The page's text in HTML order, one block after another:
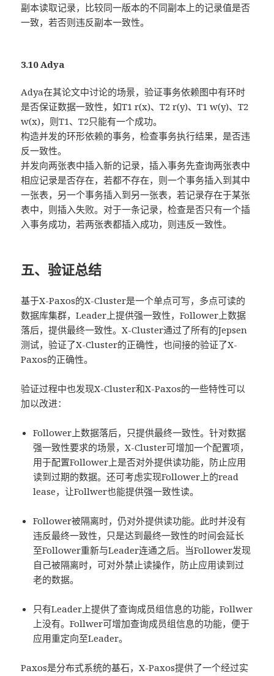
副本读取记录，比较同一版本的不同副本上的记录值是否
一致，若否则违反副本一致性。
3.10 Adya
Adya在其论文中讨论的场景，验证事务依赖图中有环时
是否保证数据一致性，如T1 r(x)、T2 r(y)、T1 w(y)、T2
w(x)，则T1、T2只能有一个成功。
构造并发的环形依赖的事务，检查事务执行结果，是否违
反一致性。
并发向两张表中插入新的记录，插入事务先查询两张表中
相应记录是否存在，若都不存在，则一个事务插入到其中
一张表，另一个事务插入到另一张表，若记录存在于某张
表中，则插入失败。对于一条记录，检查是否只有一个插
入事务成功，若两张表都插入成功，则违反一致性。
五、验证总结
基于X-Paxos的X-Cluster是一个单点可写，多点可读的
数据库集群，Leader上提供强一致性，Follower上数据
落后，提供最终一致性。X-Cluster通过了所有的Jepsen
测试，验证了X-Cluster的正确性，也间接的验证了X-
Paxos的正确性。
验证过程中也发现X-Cluster和X-Paxos的一些特性可以
加以改进：
Follower上数据落后，只提供最终一致性。针对数据
强一致性要求的场景，X-Cluster可增加一个配置项，
用于配置Follower上是否对外提供读功能，防止应用
读到过期的数据。还可考虑实现Follower上的read
lease，让Follwer也能提供强一致性读。
Follower被隔离时，仍对外提供读功能。此时并没有
违反最终一致性，只是达到最终一致性的时间会延长
至Follower重新与Leader连通之后。当Follower发现
自己被隔离时，可对外禁止读操作，防止应用读到过
老的数据。
只有Leader上提供了查询成员组信息的功能，Follwer
上没有。Follwer可增加查询成员组信息的功能，便于
应用重定向至Leader。
Paxos是分布式系统的基石，X-Paxos提供了一个经过实